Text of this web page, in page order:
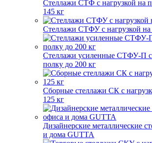
Стеллажи СТФ с нагрузкой на
145 кг
Стеллажи СТФУ с нагрузкой на
Стеллажи усиленные СТФУ-П с
полку до 200 кг
Сборные стеллажи СК с
125 кг
Дизайнерские металлические
и дома GUTTA